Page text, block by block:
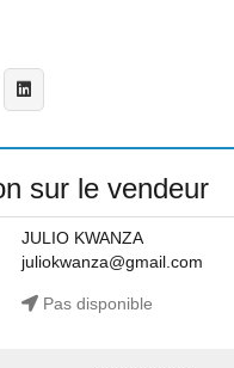
sur le vendeur
JULIO KWANZA
juliokwanza@gmail.com
Pas disponible